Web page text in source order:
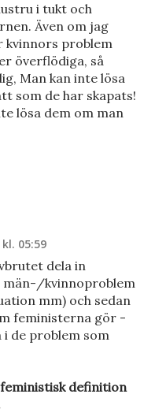
i tukt och
Även om jag
problem
överflödiga, så
Man kan inte lösa
som de har skapats!
lösa dem om man
05:59
dela in
män-/kvinnoproblem
mm) och sedan
feministerna gör -
de problem som
definition